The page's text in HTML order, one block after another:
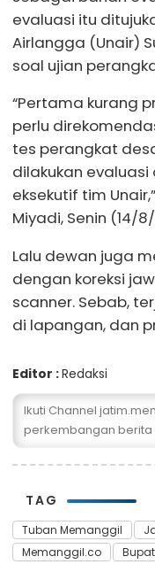
evaluasi itu
Airlangga (Unair)
soal ujian
“Pertama kurang
perlu
tes perangkat
dilakukan evaluasi
eksekutif tim
Miyadi, Senin (14/
Lalu dewan juga
dengan koreksi
scanner. Sebab,
di lapangan, dan
Editor :Redaksi
Ikuti Channel
perkembangan berita
TAG
Tuban Memanggil
Memanggil.co